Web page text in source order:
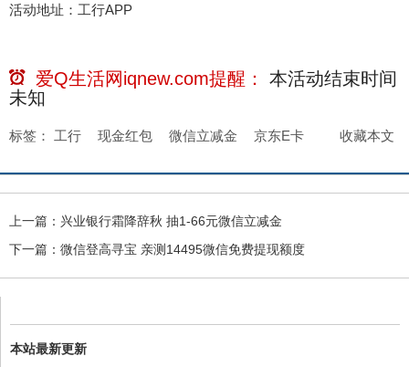
活动地址：工行APP
爱Q生活网iqnew.com提醒：
本活动结束时间
未知
收藏本文
标签： 工行 现金红包 微信立减金 京东E卡
上一篇： 兴业银行霜降辞秋 抽1-66元微信立减金
下一篇： 微信登高寻宝 亲测14495微信免费提现额度
本站最新更新